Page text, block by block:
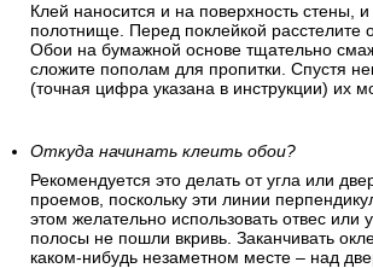
Клей наносится и на поверхность стены,
полотнище. Перед поклейкой расстелите
Обои на бумажной основе тщательно
сложите пополам для пропитки. Спустя
(точная цифра указана в инструкции) их
Откуда начинать клеить обои?
Рекомендуется это делать от угла или
проемов, поскольку эти линии
этом желательно использовать отвес или
полосы не пошли вкривь. Заканчивать
каком-нибудь незаметном месте – над